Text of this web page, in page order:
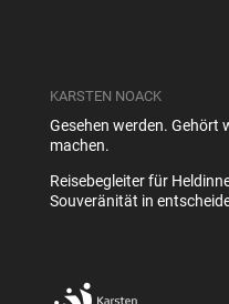
KARSTEN NOACK
Gesehen werden. Gehört
machen.
Reisebegleiter für
Souveränität in